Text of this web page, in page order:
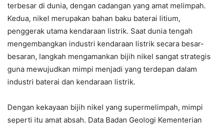
terbesar di dunia, dengan cadangan yang amat melimpah.
Kedua, nikel merupakan bahan baku baterai litium,
penggerak utama kendaraan listrik. Saat dunia tengah
mengembangkan industri kendaraan listrik secara besar-
besaran, langkah mengamankan bijih nikel sangat strategis
guna mewujudkan mimpi menjadi yang terdepan dalam
industri baterai dan kendaraan listrik.
Dengan kekayaan bijih nikel yang supermelimpah, mimpi
seperti itu amat absah. Data Badan Geologi Kementerian